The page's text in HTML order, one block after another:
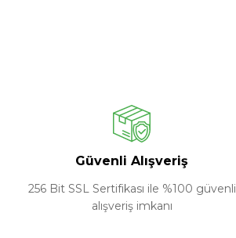
Güvenli Alışveriş
256 Bit SSL Sertifikası ile %100 güvenli
alışveriş imkanı